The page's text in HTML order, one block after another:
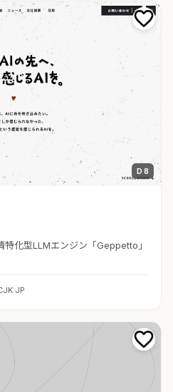
D 8
化型LLMエンジン「Geppetto」
JP